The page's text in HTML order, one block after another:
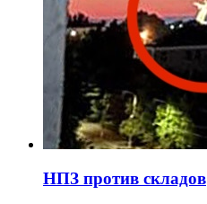
НПЗ против складов